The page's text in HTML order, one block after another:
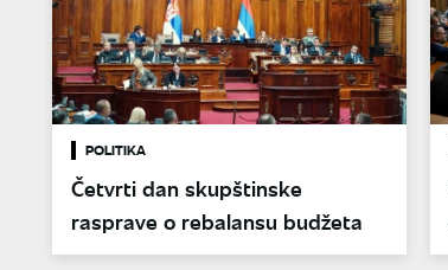
POLITIKA
Četvrti dan skupštinske
rasprave o rebalansu budžeta